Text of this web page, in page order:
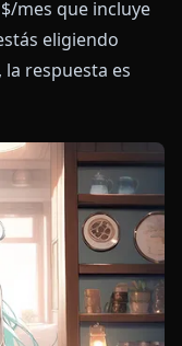
mes que incluye
eligiendo
respuesta es